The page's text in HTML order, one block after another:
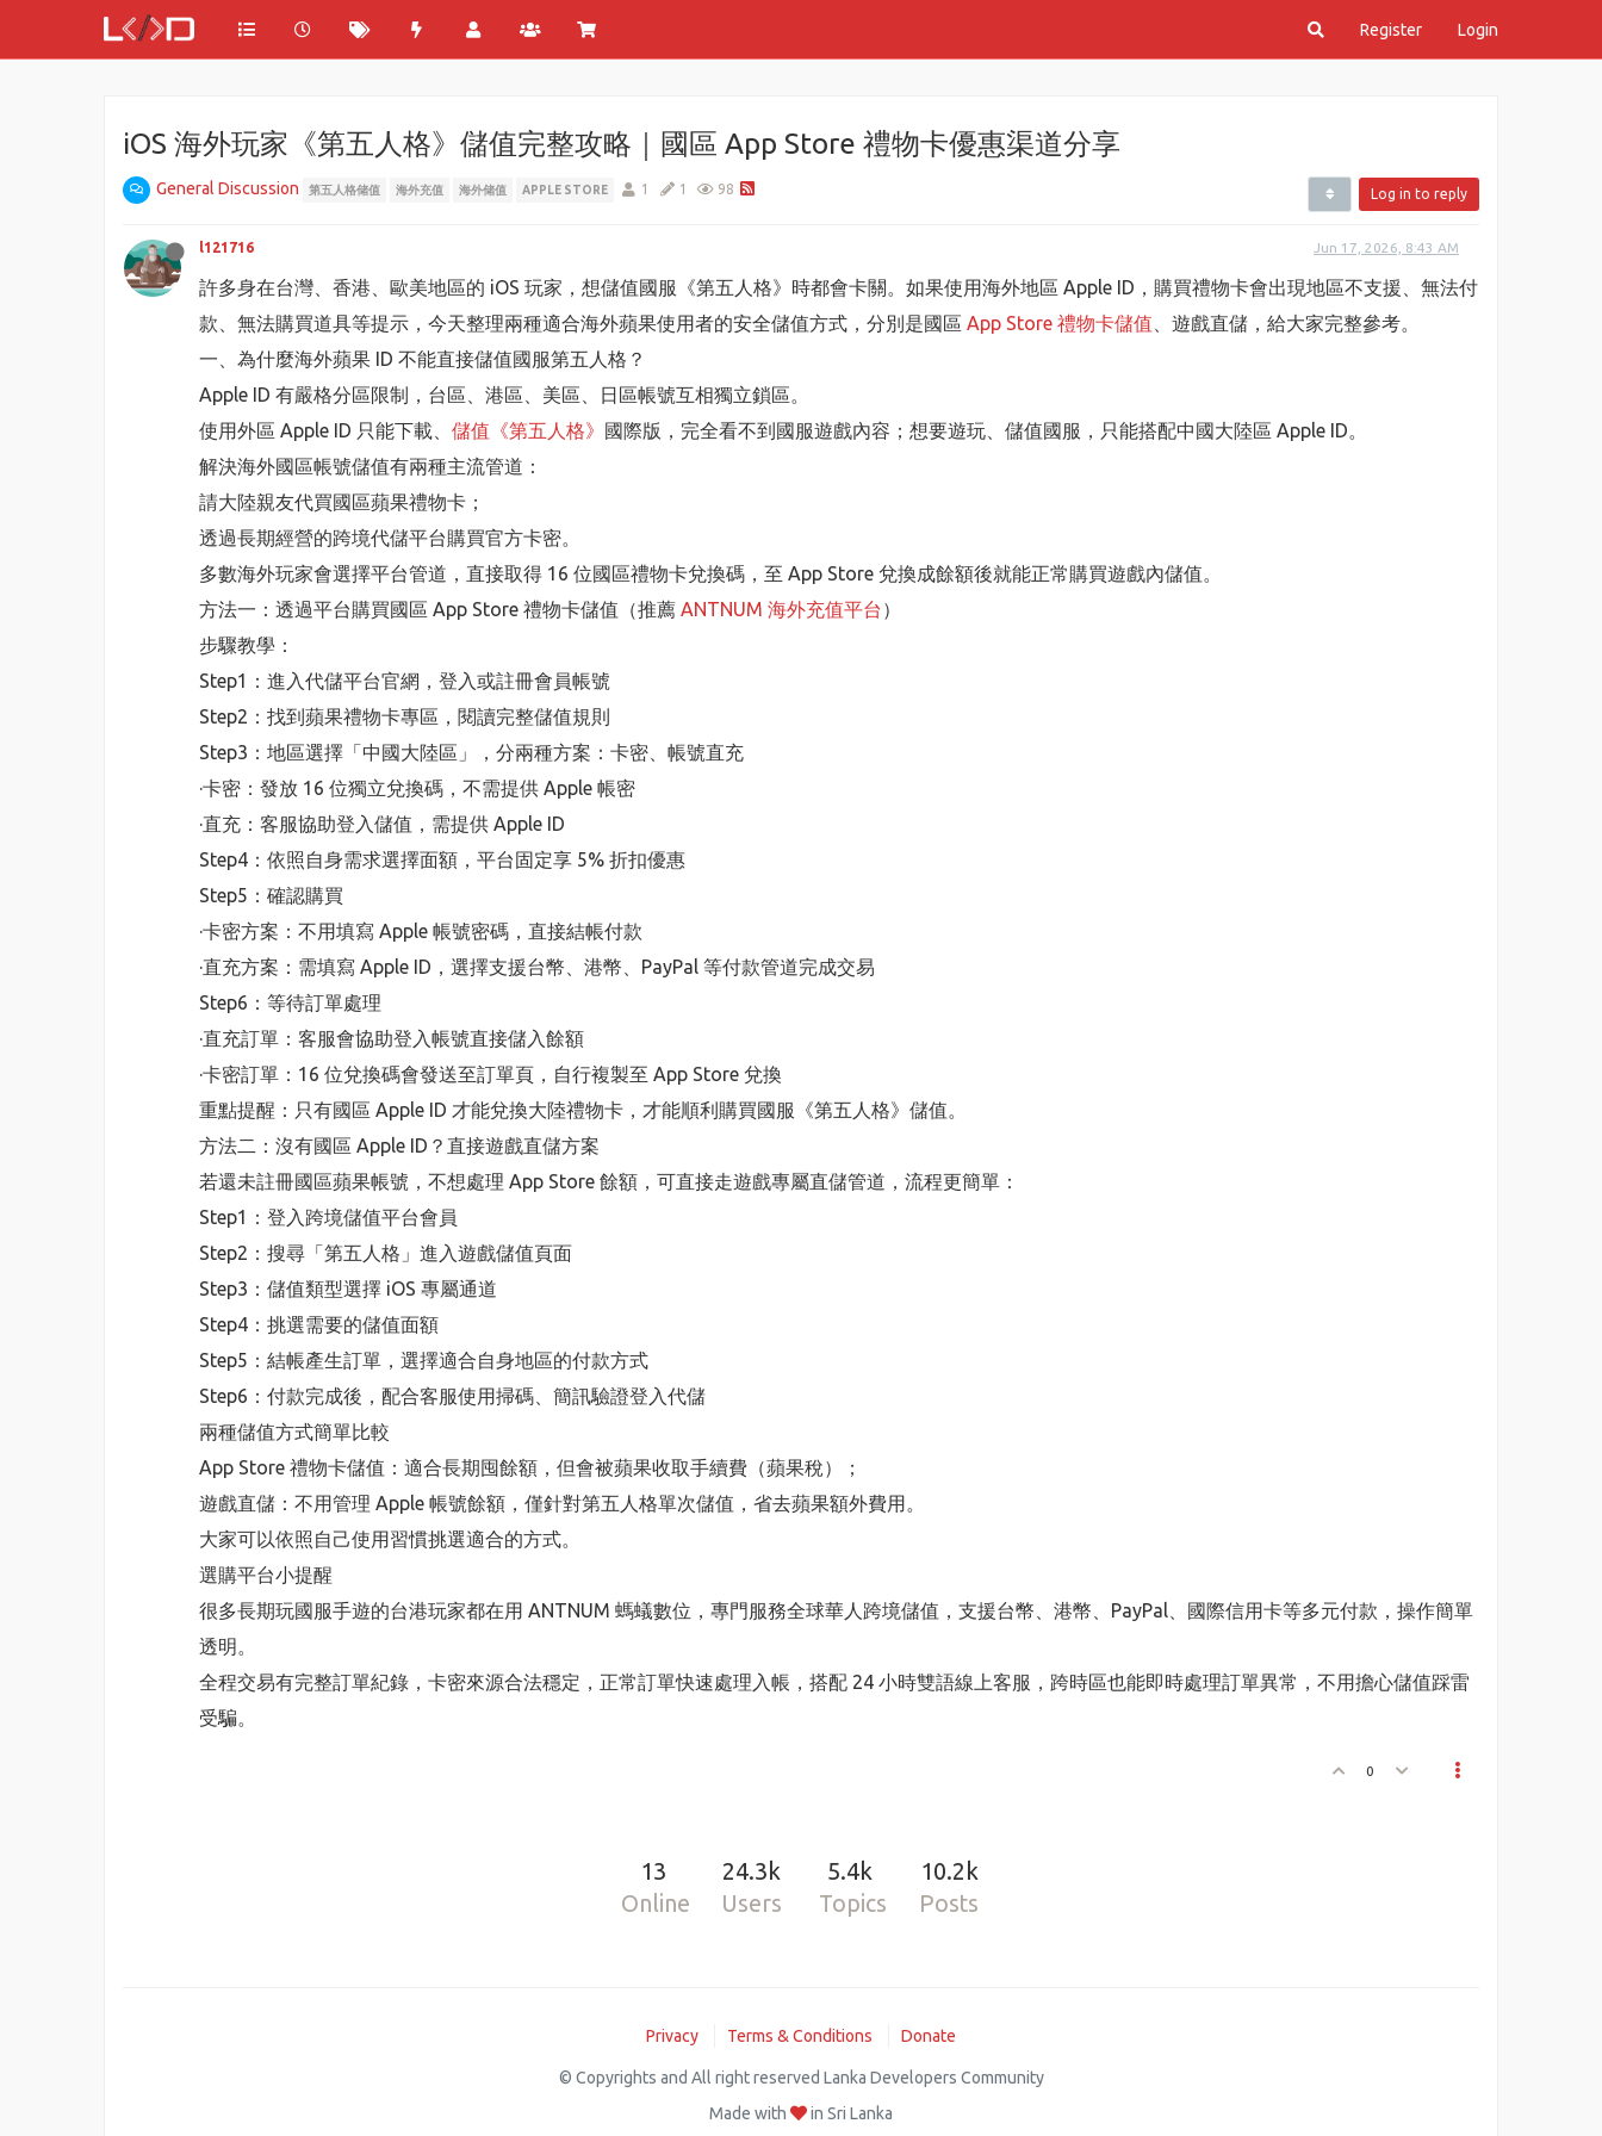
Register Login
iOS 海外玩家《第五人格》儲值完整攻略｜國區 App Store 禮物卡優惠渠道分享
General Discussion 第五人格储值 海外充值 海外储值 APPLE STORE 1 1 98 Log in to reply
l121716 Jun 17, 2026, 8:43 AM
許多身在台灣、香港、歐美地區的 iOS 玩家，想儲值國服《第五人格》時都會卡關。如果使用海外地區 Apple ID，購買禮物卡會出現地區不支援、無法付
款、無法購買道具等提示，今天整理兩種適合海外蘋果使用者的安全儲值方式，分別是國區 App Store 禮物卡儲值 、遊戲直儲，給大家完整參考。
一、為什麼海外蘋果 ID 不能直接儲值國服第五人格？
Apple ID 有嚴格分區限制，台區、港區、美區、日區帳號互相獨立鎖區。
使用外區 Apple ID 只能下載、 儲值《第五人格》 國際版，完全看不到國服遊戲內容；想要遊玩、儲值國服，只能搭配中國大陸區 Apple ID。
解決海外國區帳號儲值有兩種主流管道：
請大陸親友代買國區蘋果禮物卡；
透過長期經營的跨境代儲平台購買官方卡密。
多數海外玩家會選擇平台管道，直接取得 16 位國區禮物卡兌換碼，至 App Store 兌換成餘額後就能正常購買遊戲內儲值。
方法一：透過平台購買國區 App Store 禮物卡儲值（推薦 ANTNUM 海外充值平台 ）
步驟教學：
Step1：進入代儲平台官網，登入或註冊會員帳號
Step2：找到蘋果禮物卡專區，閱讀完整儲值規則
Step3：地區選擇「中國大陸區」，分兩種方案：卡密、帳號直充
·卡密：發放 16 位獨立兌換碼，不需提供 Apple 帳密
·直充：客服協助登入儲值，需提供 Apple ID
Step4：依照自身需求選擇面額，平台固定享 5% 折扣優惠
Step5：確認購買
·卡密方案：不用填寫 Apple 帳號密碼，直接結帳付款
·直充方案：需填寫 Apple ID，選擇支援台幣、港幣、PayPal 等付款管道完成交易
Step6：等待訂單處理
·直充訂單：客服會協助登入帳號直接儲入餘額
·卡密訂單：16 位兌換碼會發送至訂單頁，自行複製至 App Store 兌換
重點提醒：只有國區 Apple ID 才能兌換大陸禮物卡，才能順利購買國服《第五人格》儲值。
方法二：沒有國區 Apple ID？直接遊戲直儲方案
若還未註冊國區蘋果帳號，不想處理 App Store 餘額，可直接走遊戲專屬直儲管道，流程更簡單：
Step1：登入跨境儲值平台會員
Step2：搜尋「第五人格」進入遊戲儲值頁面
Step3：儲值類型選擇 iOS 專屬通道
Step4：挑選需要的儲值面額
Step5：結帳產生訂單，選擇適合自身地區的付款方式
Step6：付款完成後，配合客服使用掃碼、簡訊驗證登入代儲
兩種儲值方式簡單比較
App Store 禮物卡儲值：適合長期囤餘額，但會被蘋果收取手續費（蘋果稅）；
遊戲直儲：不用管理 Apple 帳號餘額，僅針對第五人格單次儲值，省去蘋果額外費用。
大家可以依照自己使用習慣挑選適合的方式。
選購平台小提醒
很多長期玩國服手遊的台港玩家都在用 ANTNUM 螞蟻數位，專門服務全球華人跨境儲值，支援台幣、港幣、PayPal、國際信用卡等多元付款，操作簡單
透明。
全程交易有完整訂單紀錄，卡密來源合法穩定，正常訂單快速處理入帳，搭配 24 小時雙語線上客服，跨時區也能即時處理訂單異常，不用擔心儲值踩雷
受騙。
0
13
Online
24.3k
Users
5.4k
Topics
10.2k
Posts
Privacy Terms & Conditions Donate
© Copyrights and All right reserved Lanka Developers Community
Made with
in Sri Lanka